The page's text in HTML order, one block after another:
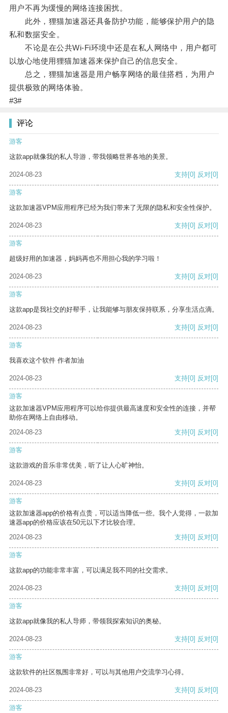
用户不再为缓慢的网络连接困扰。
此外，狸猫加速器还具备防护功能，能够保护用户的隐
私和数据安全。
不论是在公共Wi-Fi环境中还是在私人网络中，用户都可
以放心地使用狸猫加速器来保护自己的信息安全。
总之，狸猫加速器是用户畅享网络的最佳搭档，为用户
提供极致的网络体验。
#3#
评论
游客
这款app就像我的私人导游，带我领略世界各地的美景。
2024-08-23 支持[0] 反对[0]
游客
这款加速器VPM应用程序已经为我们带来了无限的隐私和安全性保护。
2024-08-23 支持[0] 反对[0]
游客
超级好用的加速器，妈妈再也不用担心我的学习啦！
2024-08-23 支持[0] 反对[0]
游客
这款app是我社交的好帮手，让我能够与朋友保持联系，分享生活点滴。
2024-08-23 支持[0] 反对[0]
游客
我喜欢这个软件 作者加油
2024-08-23 支持[0] 反对[0]
游客
这款加速器VPM应用程序可以给你提供最高速度和安全性的连接，并帮
助你在网络上自由移动。
2024-08-23
支持[0] 反对[0]
游客
这款游戏的音乐非常优美，听了让人心旷神怡。
2024-08-23 支持[0] 反对[0]
游客
这款加速器app的价格有点贵，可以适当降低一些。我个人觉得，一款加
速器app的价格应该在50元以下才比较合理。
2024-08-23
支持[0] 反对[0]
游客
这款app的功能非常丰富，可以满足我不同的社交需求。
2024-08-23 支持[0] 反对[0]
游客
这款app就像我的私人导师，带领我探索知识的奥秘。
2024-08-23 支持[0] 反对[0]
游客
这款软件的社区氛围非常好，可以与其他用户交流学习心得。
2024-08-23 支持[0] 反对[0]
游客